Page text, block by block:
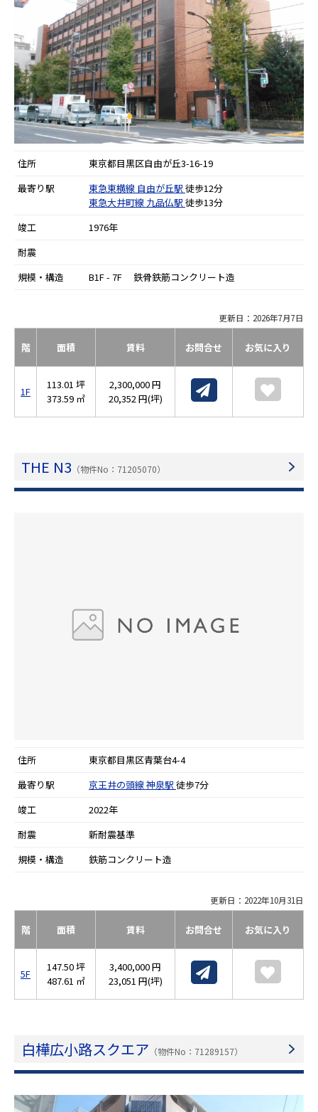
住所
東京都目黒区自由が丘3-16-19
最寄り駅
東急東横線 自由が丘駅 徒歩12分
東急大井町線 九品仏駅 徒歩13分
竣工
1976年
耐震
規模・構造
B1F - 7F 鉄骨鉄筋コンクリート造
更新日：2026年7月7日
階 面積 賃料 お問合せ お気に入り
1F
113.01 坪
373.59 ㎡
2,300,000 円
20,352 円(坪)
THE N3 （物件No：71205070）
住所
東京都目黒区青葉台4-4
最寄り駅
京王井の頭線神泉駅 徒歩7分
竣工
2022年
耐震
新耐震基準
規模・構造
鉄筋コンクリート造
更新日：2022年10月31日
階 面積 賃料 お問合せ お気に入り
5F
147.50 坪
487.61 ㎡
3,400,000 円
23,051 円(坪)
白樺広小路スクエア （物件No：71289157）